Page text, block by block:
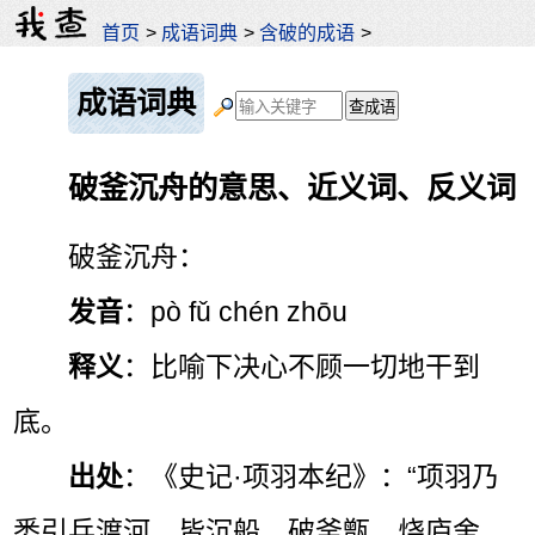
首页 > 成语词典 >含破的成语 >
成语词典
破釜沉舟的意思、近义词、反义词
破釜沉舟：
发音：pò fǔ chén zhōu
释义 ：比喻下决心不顾一切地干到
底。
出处：《史记·项羽本纪》：“项羽乃